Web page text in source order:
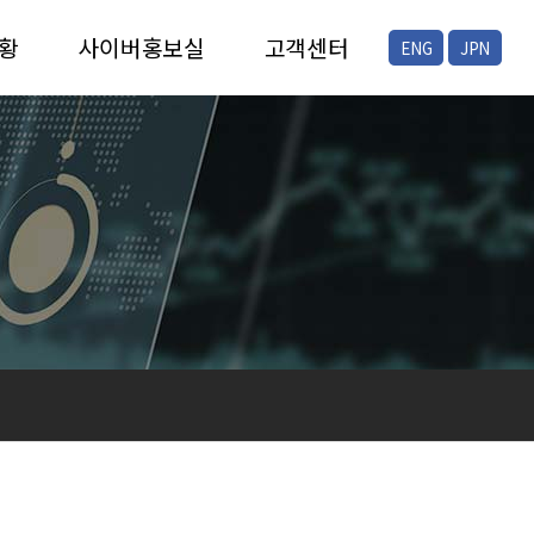
사이버홍보실
채용안내
공지/뉴스
현장스케치
프레스자료실
고객센터
온라인문의
ENG JPN